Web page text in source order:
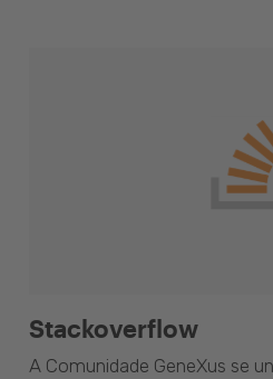
Stackoverflow
A Comunidade GeneXus se